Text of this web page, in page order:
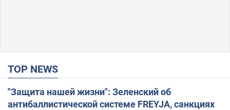
TOP NEWS
"Защита нашей жизни": Зеленский об
антибаллистической системе FREYJA, санкциях